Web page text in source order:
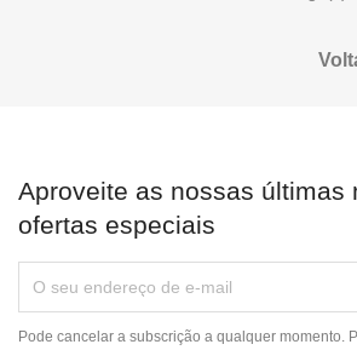
Aproveite as nossas últimas
ofertas especiais
Pode cancelar a subscrição a qualquer momento.